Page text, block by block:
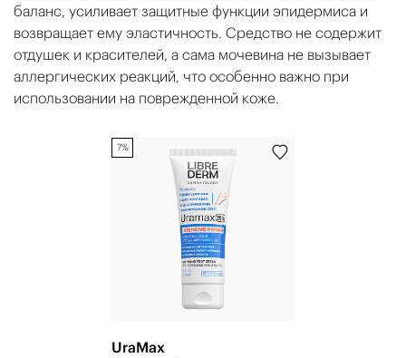
баланс, усиливает защитные функции эпидермиса и
возвращает ему эластичность. Средство не содержит
отдушек и красителей, а сама мочевина не вызывает
аллергических реакций, что особенно важно при
использовании на поврежденной коже.
UraМax
7%